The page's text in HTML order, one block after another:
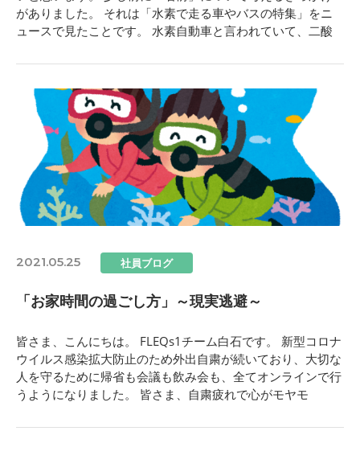
がありました。 それは「水素で走る車やバスの特集」をニ
ュースで見たことです。 水素自動車と言われていて、二酸
2021.05.25 社員ブログ
「お家時間の過ごし方」～現実逃避～
皆さま、こんにちは。 FLEQs1チーム白石です。 新型コロナ
ウイルス感染拡大防止のため外出自粛が続いており、大切な
人を守るために帰省も会議も飲み会も、全てオンラインで行
うようになりました。 皆さま、自粛疲れで心がモヤモ